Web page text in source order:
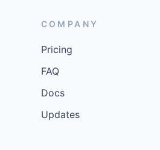
COMPANY
Pricing
FAQ
Docs
Updates